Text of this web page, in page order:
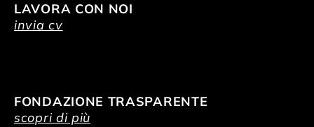
LAVORA CON NOI
invia cv
FONDAZIONE TRASPARENTE
scopri di più